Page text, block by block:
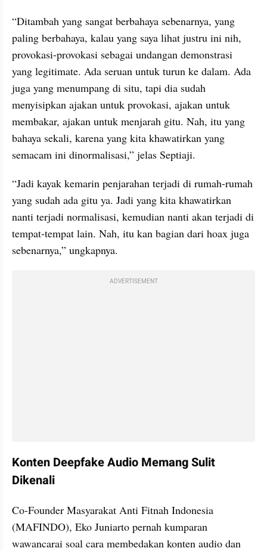
“Ditambah yang sangat berbahaya sebenarnya, yang
paling berbahaya, kalau yang saya lihat justru ini nih,
provokasi-provokasi sebagai undangan demonstrasi
yang legitimate. Ada seruan untuk turun ke dalam. Ada
juga yang menumpang di situ, tapi dia sudah
menyisipkan ajakan untuk provokasi, ajakan untuk
membakar, ajakan untuk menjarah gitu. Nah, itu yang
bahaya sekali, karena yang kita khawatirkan yang
semacam ini dinormalisasi,” jelas Septiaji.
“Jadi kayak kemarin penjarahan terjadi di rumah-rumah
yang sudah ada gitu ya. Jadi yang kita khawatirkan
nanti terjadi normalisasi, kemudian nanti akan terjadi di
tempat-tempat lain. Nah, itu kan bagian dari hoax juga
sebenarnya,” ungkapnya.
ADVERTISEMENT
Konten Deepfake Audio Memang Sulit
Dikenali
Co-Founder Masyarakat Anti Fitnah Indonesia
(MAFINDO), Eko Juniarto pernah kumparan
wawancarai soal cara membedakan konten audio dan